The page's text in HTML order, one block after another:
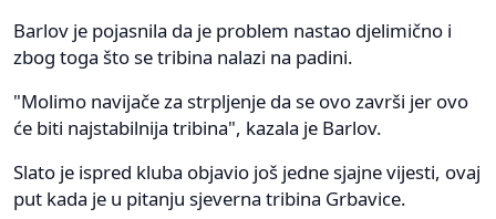
Barlov je pojasnila da je problem nastao djelimično i
zbog toga što se tribina nalazi na padini.
"Molimo navijače za strpljenje da se ovo završi jer ovo
će biti najstabilnija tribina", kazala je Barlov.
Slato je ispred kluba objavio još jedne sjajne vijesti, ovaj
put kada je u pitanju sjeverna tribina Grbavice.